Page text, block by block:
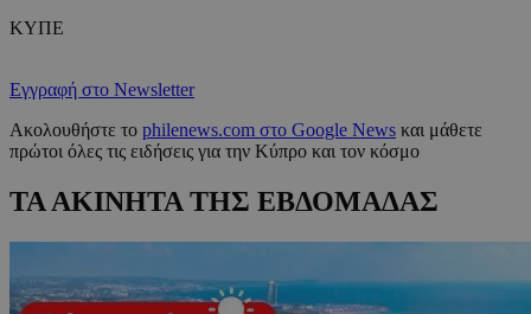
ΚΥΠΕ
Εγγραφή στο Newsletter
Ακολουθήστε το philenews.com στο Google News και μάθετε
πρώτοι όλες τις ειδήσεις για την Κύπρο και τον κόσμο
ΤΑ ΑΚΙΝΗΤΑ ΤΗΣ ΕΒΔΟΜΑΔΑΣ